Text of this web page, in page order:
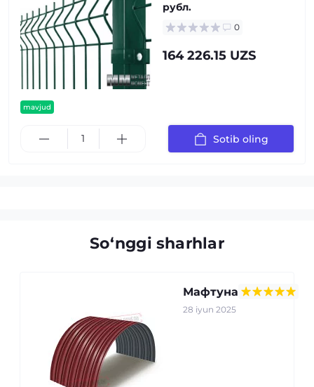
mavjud
рубл.
0
164 226.15 UZS
Sotib oling
So‘nggi sharhlar
Мафтуна
28 iyun 2025